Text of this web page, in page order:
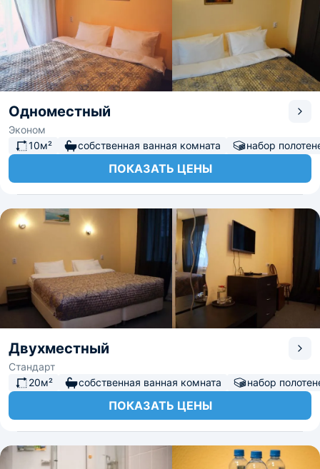
Одноместный
Эконом
10м²
собственная ванная комната набор
ПОКАЗАТЬ ЦЕНЫ
Двухместный
Стандарт
20м²
собственная ванная комната набор
ПОКАЗАТЬ ЦЕНЫ